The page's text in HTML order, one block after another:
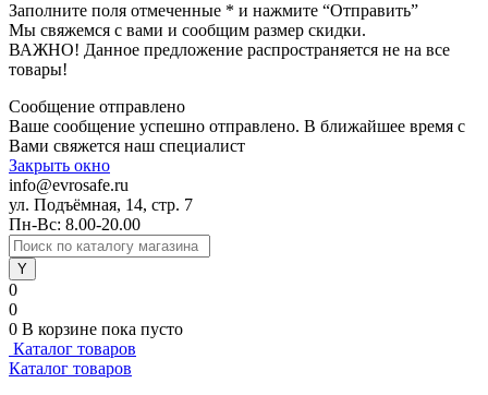
Заполните поля отмеченные * и нажмите “Отправить”
Мы свяжемся с вами и сообщим размер скидки.
ВАЖНО! Данное предложение распространяется не на все
товары!
Сообщение отправлено
Ваше сообщение успешно отправлено. В ближайшее время с
Вами свяжется наш специалист
Закрыть окно
info@evrosafe.ru
ул. Подъёмная, 14, стр. 7
Пн-Вс: 8.00-20.00
0
0
0 В корзине пока пусто
Каталог товаров
Каталог товаров